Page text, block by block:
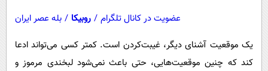
عضویت در کانال تلگرام / روبیکا / بله عصر ایران
یک موقعیت آشنای دیگر، غیبت‌کردن است. کمتر کسی می‌تواند ادعا
کند که چنین موقعیت‌هایی، حتی باعث نمی‌شود لبخندی مرموز و